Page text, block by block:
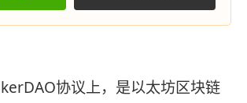
协议上，是以太坊区块链